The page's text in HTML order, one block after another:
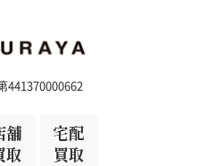
441370000662
舗
取
宅配
買取